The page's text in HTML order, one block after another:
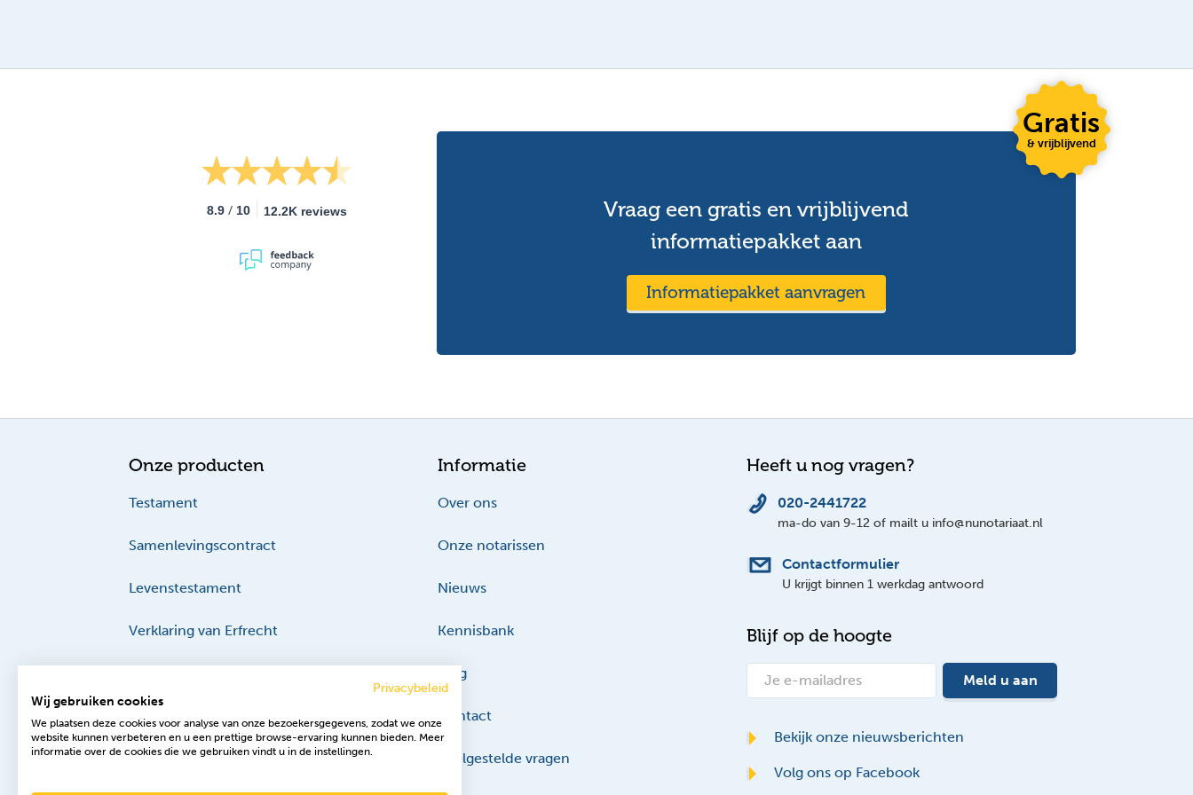
8.9 / 10 12.2K reviews
Vraag een gratis en vrijblijvend
informatiepakket aan
Informatiepakket aanvragen
Gratis
& vrijblijvend
Onze producten
Testament
Samenlevingscontract
Levenstestament
Verklaring van Erfrecht
Informatie
Over ons
Onze notarissen
Nieuws
Kennisbank
Blog
Contact
Veelgestelde vragen
Heeft u nog vragen?
020-2441722
ma-do van 9-12 of mailt u info@nunotariaat.nl
Contactformulier
U krijgt binnen 1 werkdag antwoord
Blijf op de hoogte
Meld u aan
Bekijk onze nieuwsberichten
Volg ons op Facebook
Privacybeleid
Wij gebruiken cookies
We plaatsen deze cookies voor analyse van onze bezoekersgegevens, zodat we onze
website kunnen verbeteren en u een prettige browse-ervaring kunnen bieden. Meer
informatie over de cookies die we gebruiken vindt u in de instellingen.